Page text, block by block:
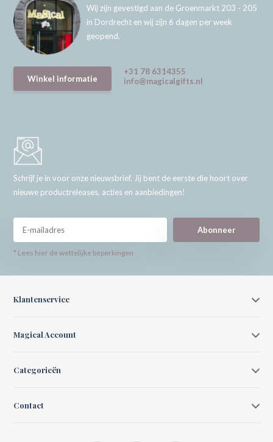
Wij zijn gevestigd aan de Groenmarkt 203 - 205
in Dordrecht en wij zijn 6 dagen per week
geopend.
Winkel informatie
+31 78 6314355
info@magicalgifts.nl
Schrijf je in voor onze nieuwsbrief. Jij bent de eerste die hoort over
nieuwe productreleases, acties en aanbiedingen!
Abonneer
* Lees hier de wettelijke beperkingen
Klantenservice
Magical Account
Categorieën
Contact